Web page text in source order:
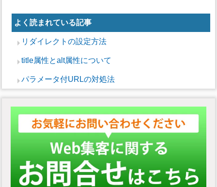
よく読まれている記事
リダイレクトの設定方法
title属性とalt属性について
パラメータ付URLの対処法